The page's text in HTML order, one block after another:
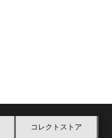
コレクトストア